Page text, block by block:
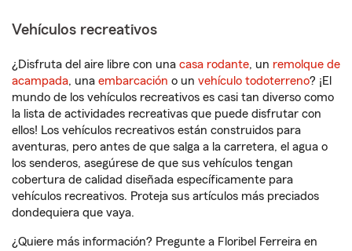
Vehículos recreativos
¿Disfruta del aire libre con una casa rodante, un remolque de
acampada, una embarcación o un vehículo todoterreno? ¡El
mundo de los vehículos recreativos es casi tan diverso como
la lista de actividades recreativas que puede disfrutar con
ellos! Los vehículos recreativos están construidos para
aventuras, pero antes de que salga a la carretera, el agua o
los senderos, asegúrese de que sus vehículos tengan
cobertura de calidad diseñada específicamente para
vehículos recreativos. Proteja sus artículos más preciados
dondequiera que vaya.
¿Quiere más información? Pregunte a Floribel Ferreira en